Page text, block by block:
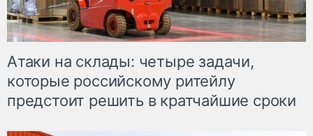
Атаки на склады: четыре задачи,
которые российскому ритейлу
предстоит решить в кратчайшие сроки